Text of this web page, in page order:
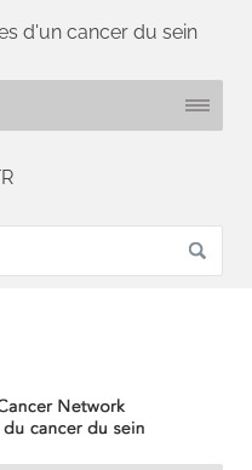
d'un cancer du sein